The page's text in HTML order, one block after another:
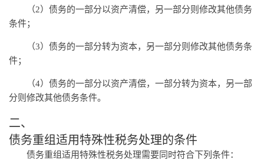
（2）债务的一部分以资产清偿，另一部分则修改其他债务
条件；
（3）债务的一部分转为资本，另一部分则修改其他债务条
件；
（4）债务的一部分以资产清偿，一部分转为资本，另一部
分则修改其他债务条件。
二、
债务重组适用特殊性税务处理的条件
债务重组适用特殊性税务处理需要同时符合下列条件：